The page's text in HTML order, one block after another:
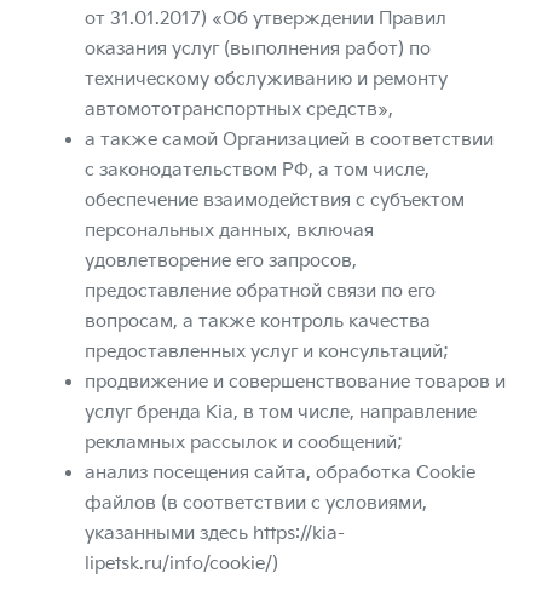
от 31.01.2017) «Об утверждении Правил
оказания услуг (выполнения работ) по
техническому обслуживанию и ремонту
автомототранспортных средств»,
а также самой Организацией в соответствии
с законодательством РФ, а том числе,
обеспечение взаимодействия с субъектом
персональных данных, включая
удовлетворение его запросов,
предоставление обратной связи по его
вопросам, а также контроль качества
предоставленных услуг и консультаций;
продвижение и совершенствование товаров и
услуг бренда Kia, в том числе, направление
рекламных рассылок и сообщений;
анализ посещения сайта, обработка Cookie
файлов (в соответствии с условиями,
указанными здесь https://kia-
lipetsk.ru/info/cookie/)